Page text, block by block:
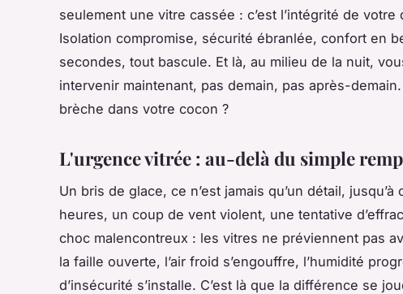
seulement une vitre cassée : c’est l’intégrité de
Isolation compromise, sécurité ébranlée, confort en
secondes, tout bascule. Et là, au milieu de la nuit,
intervenir maintenant, pas demain, pas après-
brèche dans votre cocon ?
L'urgence vitrée : au-delà du simple
Un bris de glace, ce n’est jamais qu’un détail,
heures, un coup de vent violent, une tentative
choc malencontreux : les vitres ne préviennent pas
la faille ouverte, l’air froid s’engouffre, l’humidité
d’insécurité s’installe. C’est là que la différence se